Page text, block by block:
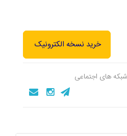
خرید نسخه الکترونیک
شبکه های اجتماعی